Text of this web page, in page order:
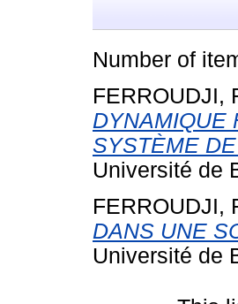
Number of
FERROUDJI,
DYNAMIQUE
SYSTÈME
Université de
FERROUDJI,
DANS UNE
Université de